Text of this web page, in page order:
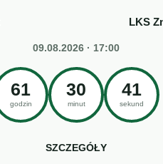
LKS
09.08.2026 · 17:00
61
godzin
30
minut
41
sekund
SZCZEGÓŁY